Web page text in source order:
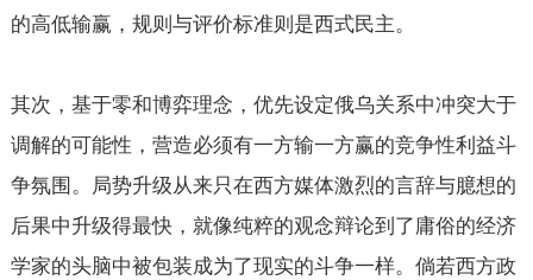
的高低输赢，规则与评价标准则是西式民主。
其次，基于零和博弈理念，优先设定俄乌关系中冲突大于
调解的可能性，营造必须有一方输一方赢的竞争性利益斗
争氛围。局势升级从来只在西方媒体激烈的言辞与臆想的
后果中升级得最快，就像纯粹的观念辩论到了庸俗的经济
学家的头脑中被包装成为了现实的斗争一样。倘若西方政